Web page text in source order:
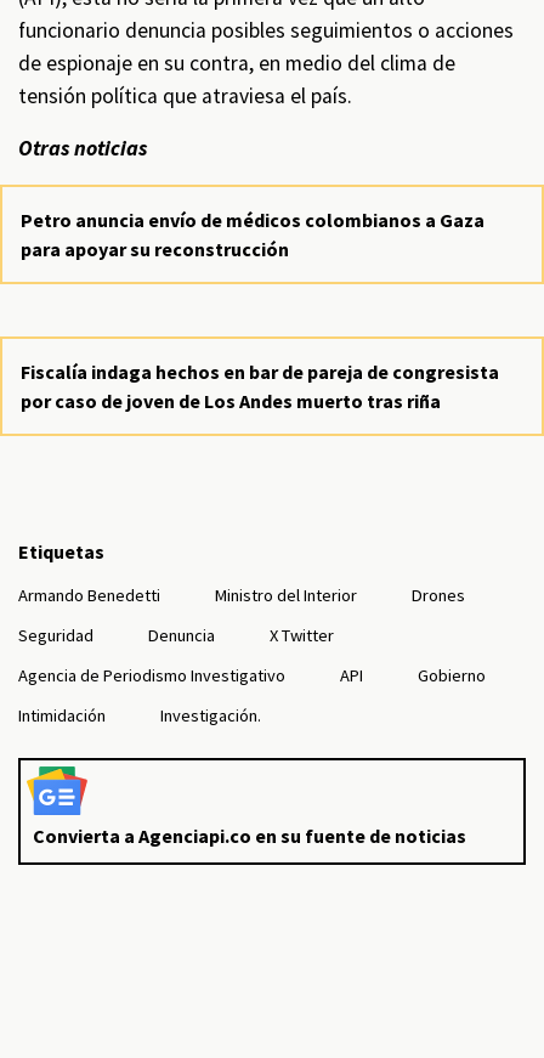
funcionario denuncia posibles seguimientos o acciones
de espionaje en su contra, en medio del clima de
tensión política que atraviesa el país.
Otras noticias
Petro anuncia envío de médicos colombianos a Gaza
para apoyar su reconstrucción
Fiscalía indaga hechos en bar de pareja de congresista
por caso de joven de Los Andes muerto tras riña
Etiquetas
Armando Benedetti Ministro del Interior
Drones
Seguridad
Denuncia
X Twitter
Agencia de Periodismo Investigativo
API
Gobierno
Intimidación
Investigación.
Convierta a Agenciapi.co en su fuente de noticias